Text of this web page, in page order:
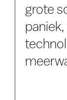
grote